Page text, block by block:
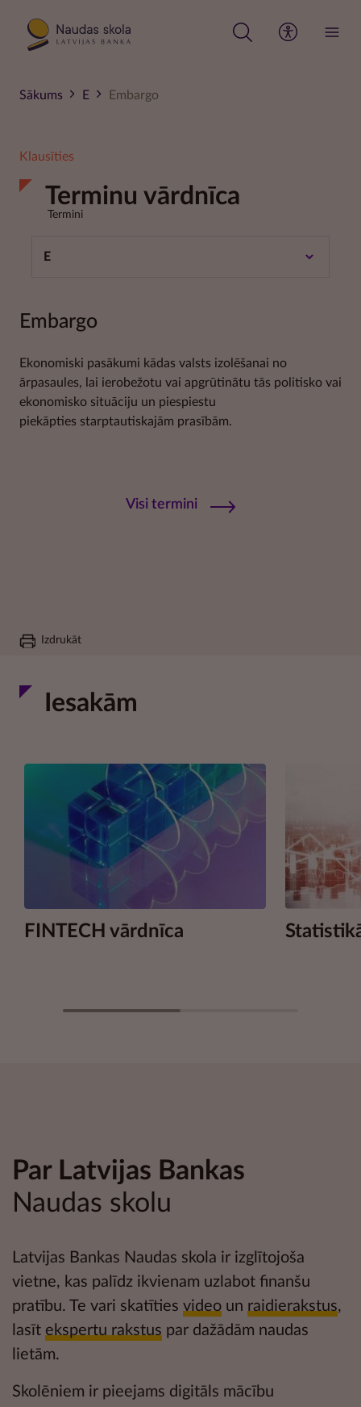
Sākums E Embargo
Klausīties
Terminu vārdnīca
Termini
E
Embargo
Ekonomiski pasākumi kādas valsts izolēšanai no
ārpasaules, lai ierobežotu vai apgrūtinātu tās politisko vai
ekonomisko situāciju un piespiestu
piekāpties starptautiskajām prasībām.
Visi termini
Izdrukāt
Iesakām
FINTECH vārdnīca
Par Latvijas Bankas
Naudas skolu
Latvijas Bankas Naudas skola ir izglītojoša
vietne, kas palīdz ikvienam uzlabot finanšu
pratību. Te vari skatīties video un raidierakstus,
lasīt ekspertu rakstus par dažādām naudas
lietām.
Skolēniem ir pieejams digitāls mācību